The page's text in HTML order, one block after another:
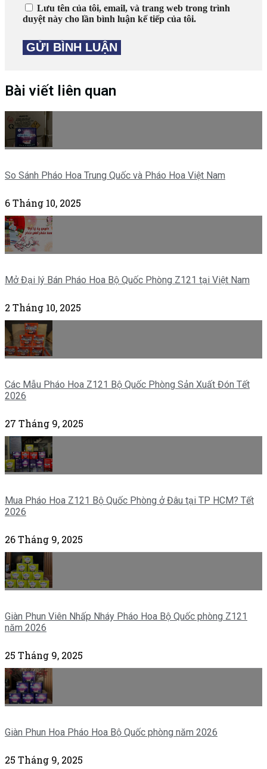
Lưu tên của tôi, email, và trang web trong trình
duyệt này cho lần bình luận kế tiếp của tôi.
Bài viết liên quan
So Sánh Pháo Hoa Trung Quốc và Pháo Hoa Việt Nam
6 Tháng 10, 2025
Mở Đại lý Bán Pháo Hoa Bộ Quốc Phòng Z121 tại Việt Nam
2 Tháng 10, 2025
Các Mẫu Pháo Hoa Z121 Bộ Quốc Phòng Sản Xuất Đón Tết
2026
27 Tháng 9, 2025
Mua Pháo Hoa Z121 Bộ Quốc Phòng ở Đâu tại TP HCM? Tết
2026
26 Tháng 9, 2025
Giàn Phun Viên Nhấp Nháy Pháo Hoa Bộ Quốc phòng Z121
năm 2026
25 Tháng 9, 2025
Giàn Phun Hoa Pháo Hoa Bộ Quốc phòng năm 2026
25 Tháng 9, 2025